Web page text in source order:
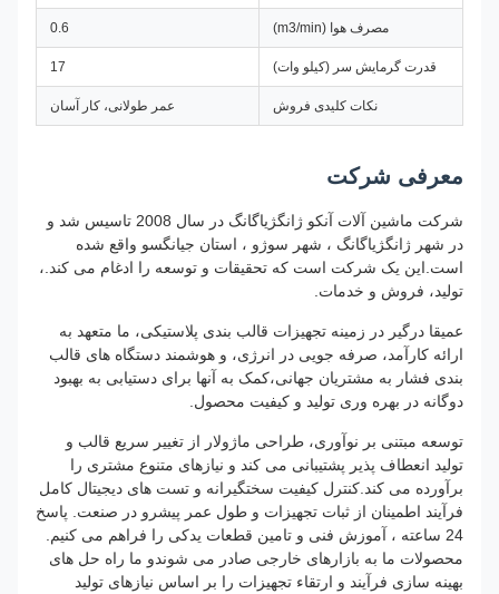
مصرف هوا (m3/min)
قدرت گرمایش سر (کیلو وات)
نکات کلیدی فروش عمر طولانی، کار آسان
معرفی شرکت
شرکت ماشین آلات آنکو ژانگژیاگانگ در سال 2008 تاسیس شد و
در شهر ژانگژیاگانگ ، شهر سوژو ، استان جیانگسو واقع شده
است.این یک شرکت است که تحقیقات و توسعه را ادغام می کند.،
تولید، فروش و خدمات.
عمیقا درگیر در زمینه تجهیزات قالب بندی پلاستیکی، ما متعهد به
ارائه کارآمد، صرفه جویی در انرژی، و هوشمند دستگاه های قالب
بندی فشار به مشتریان جهانی،کمک به آنها برای دستیابی به بهبود
دوگانه در بهره وری تولید و کیفیت محصول.
توسعه مبتنی بر نوآوری، طراحی ماژولار از تغییر سریع قالب و
تولید انعطاف پذیر پشتیبانی می کند و نیازهای متنوع مشتری را
برآورده می کند.کنترل کیفیت سختگیرانه و تست های دیجیتال کامل
فرآیند اطمینان از ثبات تجهیزات و طول عمر پیشرو در صنعت. پاسخ
24 ساعته ، آموزش فنی و تامین قطعات یدکی را فراهم می کنیم.
محصولات ما به بازارهای خارجی صادر می شوندو ما راه حل های
بهینه سازی فرآیند و ارتقاء تجهیزات را بر اساس نیازهای تولید